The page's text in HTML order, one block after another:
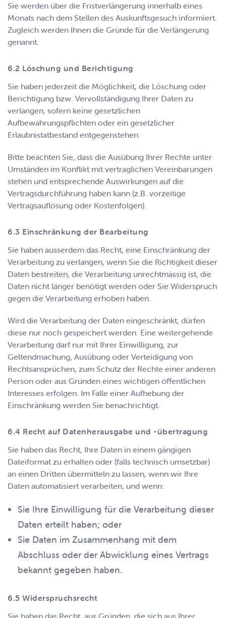
Sie werden über die Fristverlängerung innerhalb eines
Monats nach dem Stellen des Auskunftsgesuch informiert.
Zugleich werden Ihnen die Gründe für die Verlängerung
genannt.
Löschung und Berichtigung
Sie haben jederzeit die Möglichkeit, die Löschung oder
Berichtigung bzw. Vervollständigung Ihrer Daten zu
verlangen, sofern keine gesetzlichen
Aufbewahrungspflichten oder ein gesetzlicher
Erlaubnistatbestand entgegenstehen.
Bitte beachten Sie, dass die Ausübung Ihrer Rechte unter
Umständen im Konflikt mit vertraglichen Vereinbarungen
stehen und entsprechende Auswirkungen auf die
Vertragsdurchführung haben kann (z.B. vorzeitige
Vertragsauflösung oder Kostenfolgen).
Einschränkung der Bearbeitung
Sie haben ausserdem das Recht, eine Einschränkung der
Verarbeitung zu verlangen, wenn Sie die Richtigkeit dieser
Daten bestreiten, die Verarbeitung unrechtmässig ist, die
Daten nicht länger benötigt werden oder Sie Widerspruch
gegen die Verarbeitung erhoben haben.
Wird die Verarbeitung der Daten eingeschränkt, dürfen
diese nur noch gespeichert werden. Eine weitergehende
Verarbeitung darf nur mit Ihrer Einwilligung, zur
Geltendmachung, Ausübung oder Verteidigung von
Rechtsansprüchen, zum Schutz der Rechte einer anderen
Person oder aus Gründen eines wichtigen öffentlichen
Interesses erfolgen. Im Falle einer Aufhebung der
Einschränkung werden Sie benachrichtigt.
Recht auf Datenherausgabe und -übertragung
Sie haben das Recht, Ihre Daten in einem gängigen
Dateiformat zu erhalten oder (falls technisch umsetzbar)
an einen Dritten übermitteln zu lassen, wenn wir Ihre
Daten automatisiert verarbeiten, und wenn:
Sie Ihre Einwilligung für die Verarbeitung dieser
Daten erteilt haben; oder
Sie Daten im Zusammenhang mit dem
Abschluss oder der Abwicklung eines Vertrags
bekannt gegeben haben.
Widerspruchsrecht
Sie haben das Recht, aus Gründen, die sich aus Ihrer